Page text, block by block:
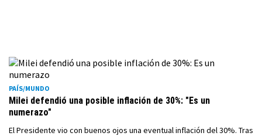
PAÍS/MUNDO
Milei defendió una posible inflación de 30%: "Es un
numerazo"
El Presidente vio con buenos ojos una eventual inflación del 30%. Tras